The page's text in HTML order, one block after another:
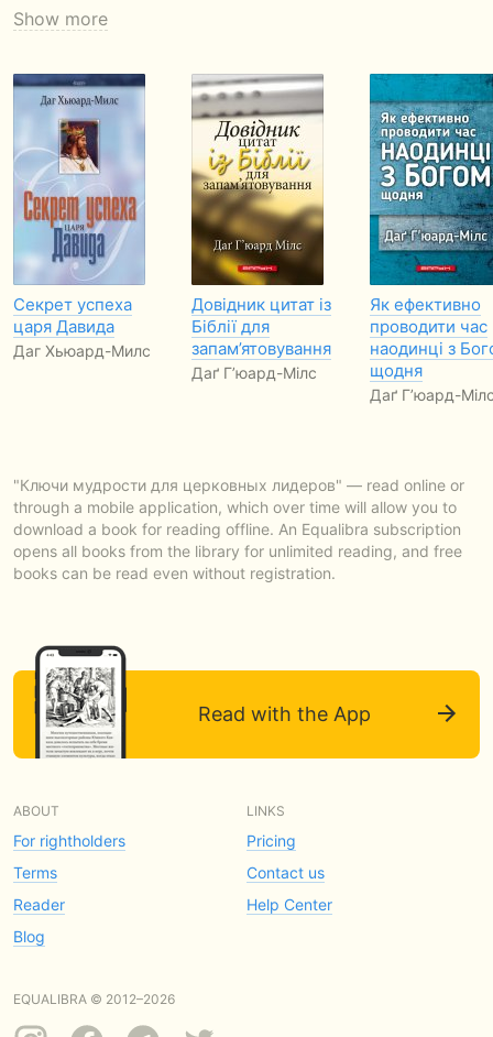
Show more
Секрет успеха
царя Давида
Даг Хьюард-Милс
Довідник цитат із
Біблії для
запам’ятовування
Даґ Г’юард-Мілс
Як ефективно
проводити час
наодинці з
щодня
Даґ Г’юард-
"Ключи мудрости для церковных лидеров" — read online or
through a mobile application, which over time will allow you to
download a book for reading offline. An Equalibra subscription
opens all books from the library for unlimited reading, and free
books can be read even without registration.
Read with the App
ABOUT
For rightholders
Terms
Reader
Blog
LINKS
Pricing
Contact us
Help Center
EQUALIBRA © 2012–2026